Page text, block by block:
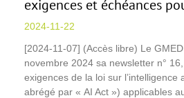
exigences et échéances
2024-11-22
[2024-11-07] (Accès libre) Le
novembre 2024 sa newsletter n°
exigences de la loi sur l’intelligence
abrégé par « AI Act ») applicables